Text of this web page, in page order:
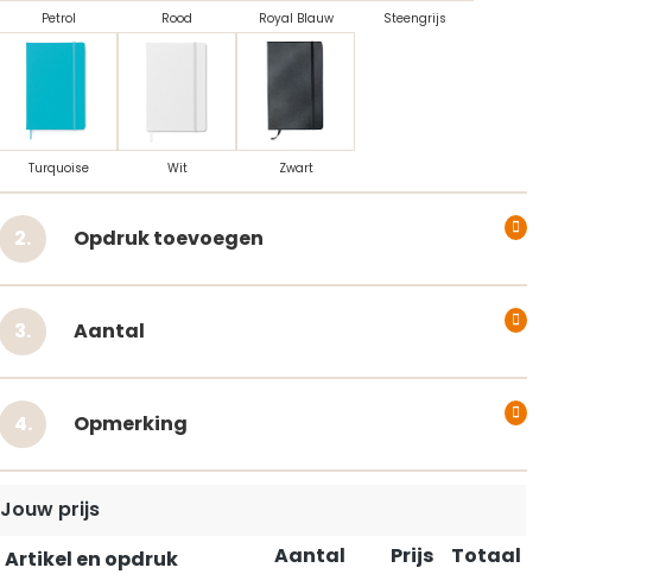
Petrol Rood Royal Blauw Steengrijs
Turquoise Wit Zwart
Opdruk toevoegen
Aantal
Opmerking
Jouw prijs
Artikel en opdruk
Aantal Prijs
Totaal